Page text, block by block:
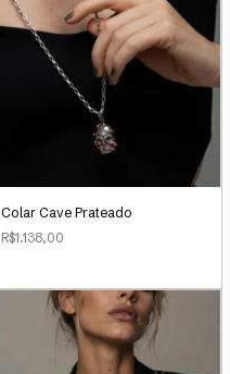
Colar Cave Prateado
R$1.138,00